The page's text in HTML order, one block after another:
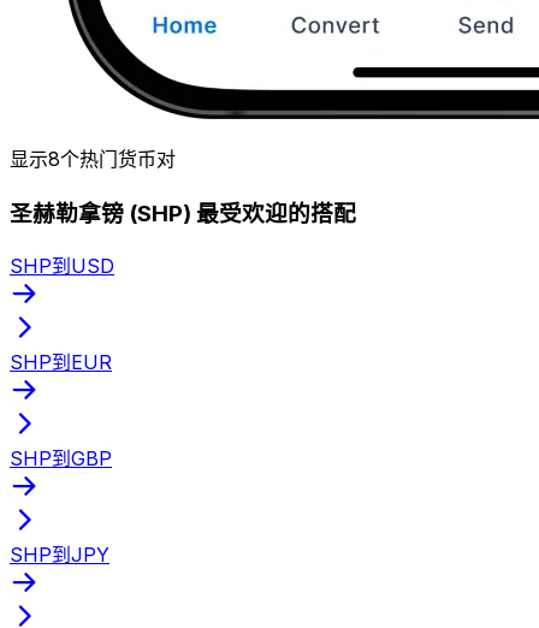
显示8个热门货币对
圣赫勒拿镑 (SHP) 最受欢迎的搭配
SHP到USD
SHP到EUR
SHP到GBP
SHP到JPY